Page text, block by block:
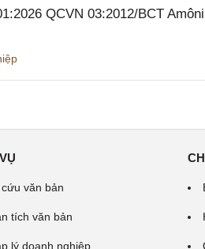
QCVN 03:2012/BCT
văn bản
tích văn bản
lý doanh nghiệp